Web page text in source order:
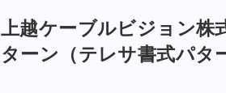
上越ケーブルビジョン株
ターン（テレサ書式パタ